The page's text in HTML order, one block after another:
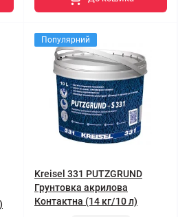
Популярний
Kreisel 331 PUTZGRUND
Грунтовка акрилова
Контактна (14 кг/10 л)